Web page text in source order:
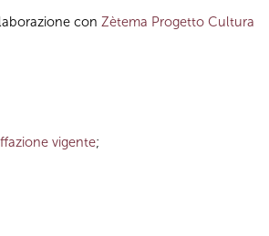
con Zètema Progetto Cultura
vigente;